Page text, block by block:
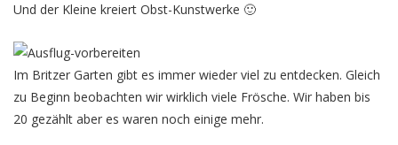
Und der Kleine kreiert Obst-Kunstwerke 🙂
Im Britzer Garten gibt es immer wieder viel zu entdecken. Gleich
zu Beginn beobachten wir wirklich viele Frösche. Wir haben bis
20 gezählt aber es waren noch einige mehr.